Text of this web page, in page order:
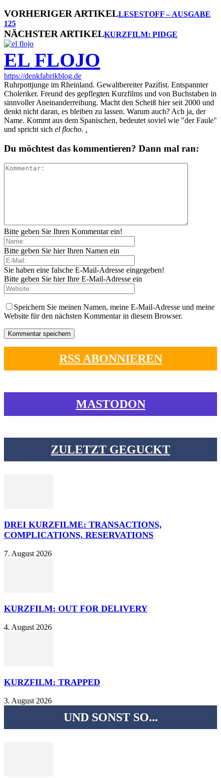
VORHERIGER ARTIKELLESESTOFF – AUSGABE
125
NÄCHSTER ARTIKELKURZFILM: PIDGE
EL FLOJO
https://denkfabrikblog.de
Ruhrpottjunge im Rheinland. Gewaltbereiter Pazifist. Entspannter
Choleriker. Freund des gepflegten Kurzfilms und von Buchstaben in
sinnvoller Aneinanderreihung. Macht den Scheiß hier seit 2000 und
denkt nicht daran, es bleiben zu lassen. Warum auch? Ach ja, der
Name. Kommt aus dem Spanischen, bedeutet soviel wie "der Faule"
und spricht sich el flocho. .
Du möchtest das kommentieren? Dann mal ran:
Bitte geben Sie Ihren Kommentar ein!
Bitte geben Sie hier Ihren Namen ein
Sie haben eine falsche E-Mail-Adresse eingegeben!
Bitte geben Sie hier Ihre E-Mail-Adresse ein
Speichern Sie meinen Namen, meine E-Mail-Adresse und meine
Website für den nächsten Kommentar in diesem Browser.
RSS ABONNIEREN
MASTODON
ZULETZT GEGUCKT
DREI KURZFILME: TRANSACTIONS,
COMPLICATIONS, RESERVATIONS
7. August 2026
KURZFILM: OUT FOR DELIVERY
4. August 2026
KURZFILM: TRAPPED
3. August 2026
UND SONST SO...